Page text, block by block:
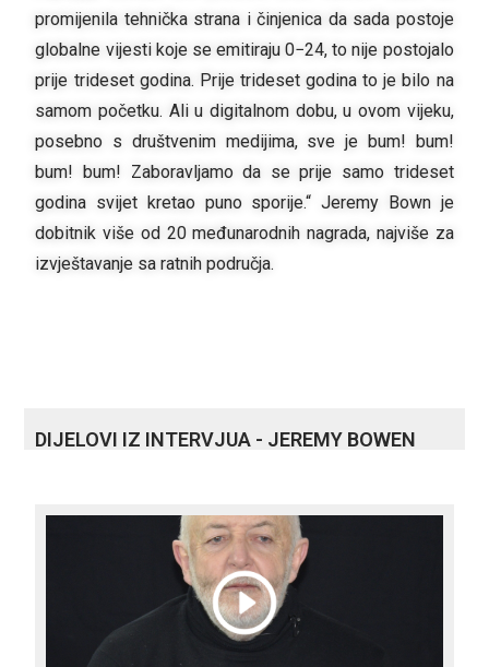
promijenila tehnička strana i činjenica da sada postoje
globalne vijesti koje se emitiraju 0−24, to nije postojalo
prije trideset godina. Prije trideset godina to je bilo na
samom početku. Ali u digitalnom dobu, u ovom vijeku,
posebno s društvenim medijima, sve je bum! bum!
bum! bum! Zaboravljamo da se prije samo trideset
godina svijet kretao puno sporije.“ Jeremy Bown je
dobitnik više od 20 međunarodnih nagrada, najviše za
izvještavanje sa ratnih područja.
DIJELOVI IZ INTERVJUA - JEREMY BOWEN